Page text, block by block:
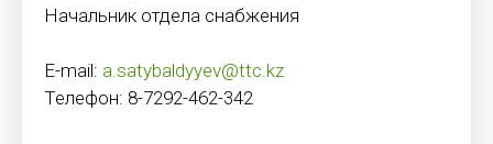
Начальник отдела снабжения
E-mail: a.satybaldyyev@ttc.kz
Телефон: 8-7292-462-342